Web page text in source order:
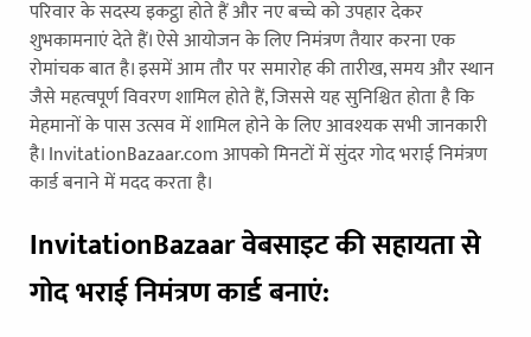
परिवार के सदस्य इकट्ठा होते हैं और नए बच्चे को उपहार देकर
शुभकामनाएं देते हैं। ऐसे आयोजन के लिए निमंत्रण तैयार करना एक
रोमांचक बात है। इसमें आम तौर पर समारोह की तारीख, समय और स्थान
जैसे महत्वपूर्ण विवरण शामिल होते हैं, जिससे यह सुनिश्चित होता है कि
मेहमानों के पास उत्सव में शामिल होने के लिए आवश्यक सभी जानकारी
है। InvitationBazaar.com आपको मिनटों में सुंदर गोद भराई निमंत्रण
कार्ड बनाने में मदद करता है।
InvitationBazaar वेबसाइट की सहायता से
गोद भराई निमंत्रण कार्ड बनाएं: